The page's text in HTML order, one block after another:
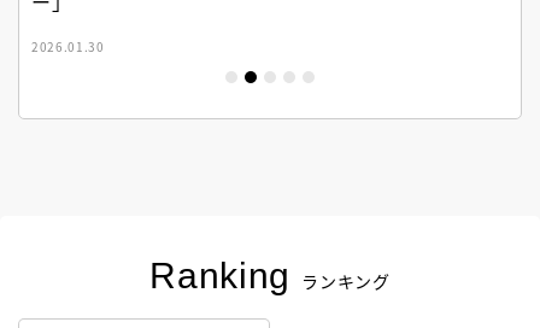
2026.01.30
Ranking ランキング